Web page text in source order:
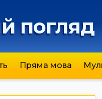
погляд
Пряма мова